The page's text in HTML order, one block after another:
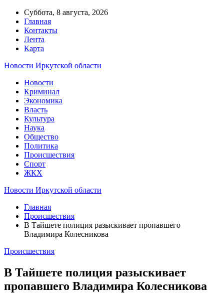
Суббота, 8 августа, 2026
Главная
Контакты
Лента
Карта
Новости Иркутской области
Новости
Криминал
Экономика
Власть
Культура
Наука
Общество
Политика
Происшествия
Спорт
ЖКХ
Новости Иркутской области
Главная
Происшествия
В Тайшете полиция разыскивает пропавшего
Владимира Колесникова
Происшествия
В Тайшете полиция разыскивает
пропавшего Владимира Колесникова